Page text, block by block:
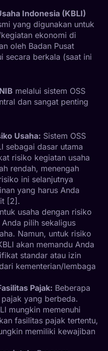
Indonesia (KBLI)
yang digunakan untuk
ekonomi di
oleh Badan Pusat
secara berkala (saat ini
NIB melalui sistem OSS
dan sangat penting
Usaha: Sistem OSS
sebagai dasar utama
risiko kegiatan usaha
rendah, menengah
ini selanjutnya
yang harus Anda
[2].
usaha dengan risiko
pilih sekaligus
Namun, untuk risiko
akan memandu Anda
standar atau izin
kementerian/lembaga
Pajak: Beberapa
yang berbeda.
mungkin memenuhi
fasilitas pajak tertentu,
memiliki kewajiban